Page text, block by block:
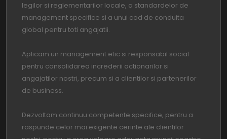
legilor si reglementarilor locale, a standardelor de
management specifice si a unui cod de conduita
global pentru toti angajatii.
Aplicam un management etic si responsabil social
pentru consolidarea increderii actionarilor si
angajatilor nostri, precum si a clientilor si partenerilor
de business.
Dezvoltam continuu competente specifice, pentru a
raspunde celor mai exigente cerinte ale clientilor